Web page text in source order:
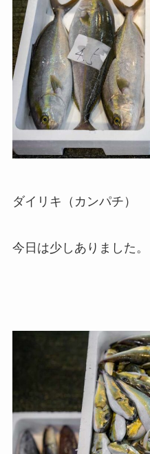
ダイリキ（カンパチ）
今日は少しありました。